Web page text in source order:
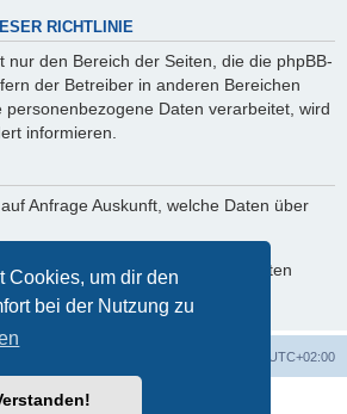
Cookies, um dir den
bei der Nutzung zu
RICHTLINIE
nur den Bereich der Seiten, die die phpBB-
der Betreiber in anderen Bereichen
personenbezogene Daten verarbeitet, wird
informieren.
Anfrage Auskunft, welche Daten über
Löschung bzw. Sperrung deiner Daten
bitte den Betreiber.
UTC+02:00
® Forum Software © phpBB Limited